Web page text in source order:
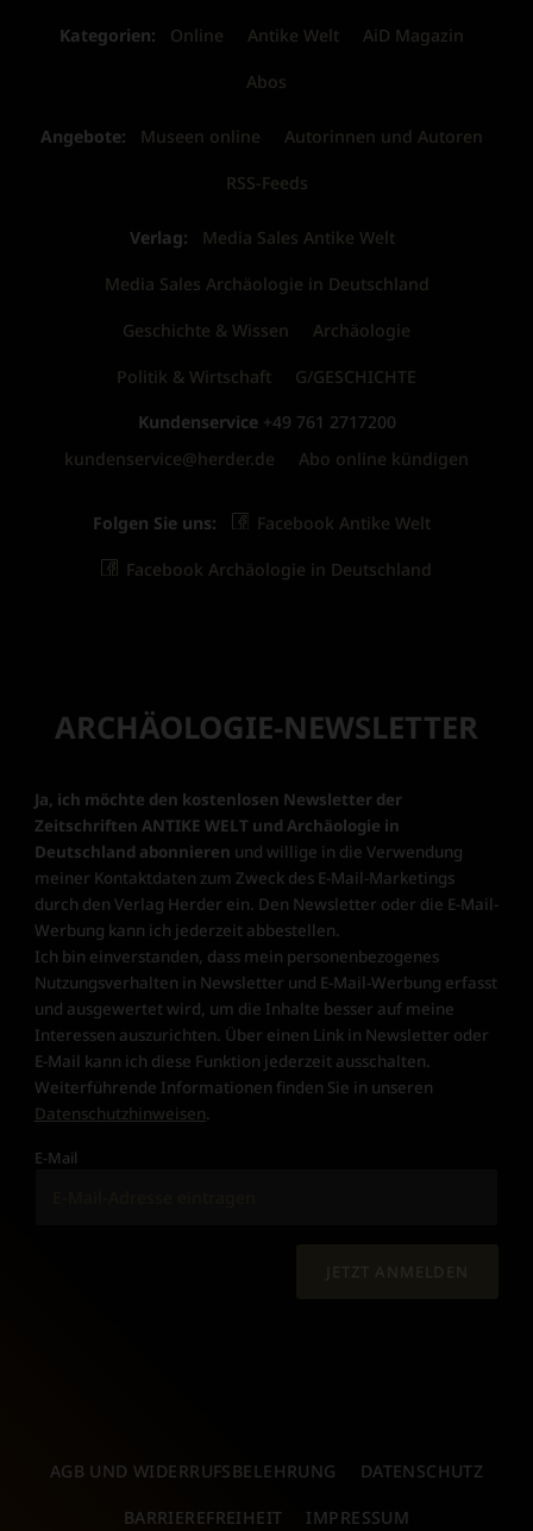
Kategorien: Online Antike Welt AiD Magazin
Abos
Angebote: Museen online Autorinnen und Autoren
RSS-Feeds
Verlag: Media Sales Antike Welt
Media Sales Archäologie in Deutschland
Geschichte & Wissen Archäologie
Politik & Wirtschaft G/GESCHICHTE
Kundenservice +49 761 2717200
kundenservice@herder.de
Abo online kündigen
Folgen Sie uns: Facebook Antike Welt
Facebook Archäologie in Deutschland
ARCHÄOLOGIE-NEWSLETTER
Ja, ich möchte den kostenlosen Newsletter der
Zeitschriften ANTIKE WELT und Archäologie in
Deutschland abonnieren und willige in die Verwendung
meiner Kontaktdaten zum Zweck des E-Mail-Marketings
durch den Verlag Herder ein. Den Newsletter oder die E-Mail-
Werbung kann ich jederzeit abbestellen.
Ich bin einverstanden, dass mein personenbezogenes
Nutzungsverhalten in Newsletter und E-Mail-Werbung erfasst
und ausgewertet wird, um die Inhalte besser auf meine
Interessen auszurichten. Über einen Link in Newsletter oder
E-Mail kann ich diese Funktion jederzeit ausschalten.
Weiterführende Informationen finden Sie in unseren
Datenschutzhinweisen
E-Mail
JETZT ANMELDEN
AGB UND WIDERRUFSBELEHRUNG DATENSCHUTZ
BARRIEREFREIHEIT IMPRESSUM